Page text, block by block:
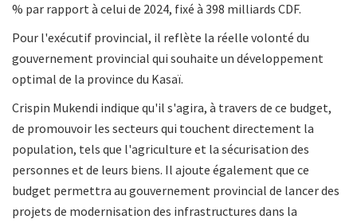
% par rapport à celui de 2024, fixé à 398 milliards CDF.
Pour l'exécutif provincial, il reflète la réelle volonté du
gouvernement provincial qui souhaite un développement
optimal de la province du Kasaï.
Crispin Mukendi indique qu'il s'agira, à travers de ce budget,
de promouvoir les secteurs qui touchent directement la
population, tels que l'agriculture et la sécurisation des
personnes et de leurs biens. Il ajoute également que ce
budget permettra au gouvernement provincial de lancer des
projets de modernisation des infrastructures dans la